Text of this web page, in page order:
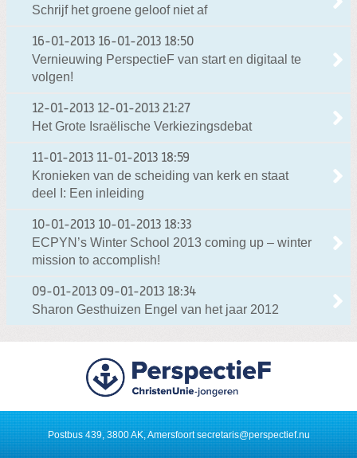
Schrijf het groene geloof niet af
16-01-2013 16-01-2013 18:50
Vernieuwing PerspectieF van start en digitaal te
volgen!
12-01-2013 12-01-2013 21:27
Het Grote Israëlische Verkiezingsdebat
11-01-2013 11-01-2013 18:59
Kronieken van de scheiding van kerk en staat
deel I: Een inleiding
10-01-2013 10-01-2013 18:33
ECPYN’s Winter School 2013 coming up – winter
mission to accomplish!
09-01-2013 09-01-2013 18:34
Sharon Gesthuizen Engel van het jaar 2012
Postbus 439, 3800 AK, Amersfoortsecretaris@perspectief.nu